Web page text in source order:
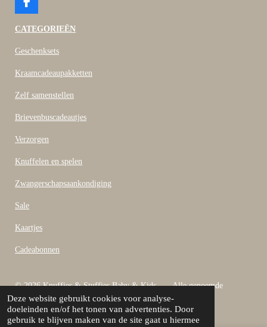
Deze website gebruikt cookies voor analyse-
doeleinden en/of het tonen van advertenties. Door
gebruik te blijven maken van de site gaat u hiermee
F
c
b
o
CATEGORIEËN
Geschenksets
Kraamcadeaupakketten
Zelf samenstellen
Brievenbuscadeautjes
Verzorgen
Knuffelen en spelen
Zwangerschapsaankondiging
Sale
Kaartjes
Cadeabonnen
© 2026 Knuffies & Stuffies Baby & Kids Alle genoemde
bedragen zijn inclusief B.T.W
Powered by JouwWeb